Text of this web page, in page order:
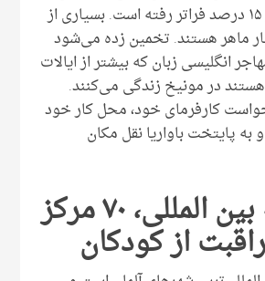
۲۰۱۵، این میزان از ۱۵ درصد فراتر رفته است. بسیاری از
ماهر هستند. تخمین زده می‌شود
بیش از ۱۰،۰۰۰ مهاجر انگلیسی زبان که بیشتر از ایالات
در مونیخ زندگی می‌کنند.
کارفرمای خود، محل کار خود
به پایتخت باواریا نقل مکان
۱۷ مدرسه بین المللی، ۷۰ مرکز
از کودکان